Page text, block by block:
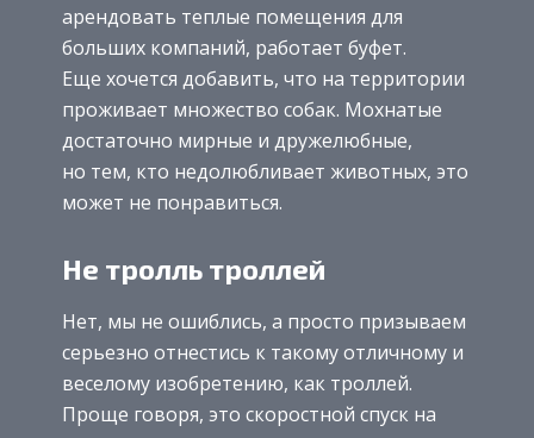
арендовать теплые помещения для
больших компаний, работает буфет.
Еще хочется добавить, что на территории
проживает множество собак. Мохнатые
достаточно мирные и дружелюбные,
но тем, кто недолюбливает животных, это
может не понравиться.
Не тролль троллей
Нет, мы не ошиблись, а просто призываем
серьезно отнестись к такому отличному и
веселому изобретению, как троллей.
Проще говоря, это скоростной спуск на